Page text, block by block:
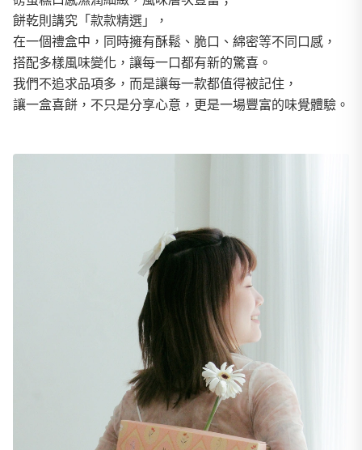
餅乾則講究「款款精選」，
在一個禮盒中，同時擁有酥鬆、脆口、綿密等不同口感，
搭配多樣風味變化，讓每一口都有新的驚喜。
我們不追求品項多，而是讓每一款都值得被記住，
讓一盒喜餅，不只是分享心意，更是一場豐富的味覺體驗。